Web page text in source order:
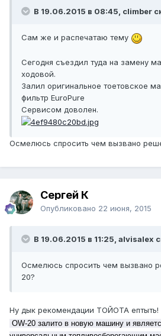
В 19.06.2015 в 08:45, climber
Сам же и распечатаю тему
Сегодня съездил туда на замену
ходовой.
Залил оригинальное тоетовское
фильтр EuroPure
Сервисом доволен.
Осмелюсь спросить чем вызвано
Сергей К
Опубликовано 22 июня, 2015
В 19.06.2015 в 11:25, alvisalex
Осмелюсь спросить чем вызвано
20?
Ну дык рекомендации ТОЙОТА ептыть!
OW-20 залито в новую машину и